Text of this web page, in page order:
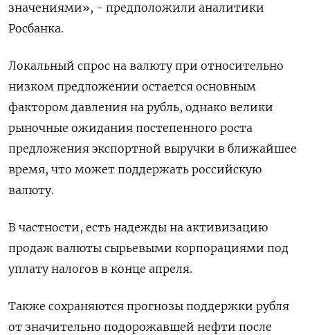
значениями», - предположили аналитики
Росбанка.
Локальный спрос на валюту при относительно
низком предложении остается основным
фактором давления на рубль, однако велики
рыночные ожидания постепенного роста
предложения экспортной выручки в ближайшее
время, что может поддержать российскую
валюту.
В частности, есть надежды на активизацию
продаж валюты сырьевыми корпорациями под
уплату налогов в конце апреля.
Также сохраняются прогнозы поддержки рубля
от значительно подорожавшей нефти после